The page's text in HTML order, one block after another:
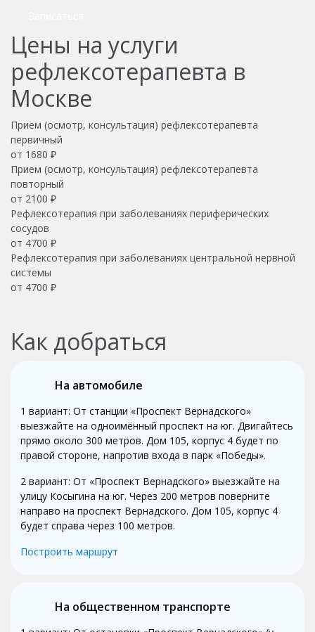
Цены на услуги
рефлексотерапевта в
Москве
Прием (осмотр, консультация) рефлексотерапевта
первичный
от 1680 ₽
Прием (осмотр, консультация) рефлексотерапевта
повторный
от 2100 ₽
Рефлексотерапия при заболеваниях периферических
сосудов
от 4700 ₽
Рефлексотерапия при заболеваниях центральной нервной
системы
от 4700 ₽
Как добраться
На автомобиле
1 вариант: От станции «Проспект Вернадского»
выезжайте на одноимённый проспект на юг. Двигайтесь
прямо около 300 метров. Дом 105, корпус 4 будет по
правой стороне, напротив входа в парк «Победы».
2 вариант: От «Проспект Вернадского» выезжайте на
улицу Косыгина на юг. Через 200 метров поверните
направо на проспект Вернадского. Дом 105, корпус 4
будет справа через 100 метров.
Построить маршрут
На общественном транспорте